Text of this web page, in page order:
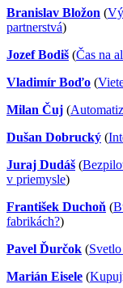
Branislav Bložon (
partnerstvá)
Jozef Bodiš (Čas na
Vladimír Boďo (
Milan Čuj (
Dušan Dobrucký (
Juraj Dudáš (
v priemysle)
František Duchoň (
fabrikách?)
Pavel Ďurčok (
Marián Eisele (